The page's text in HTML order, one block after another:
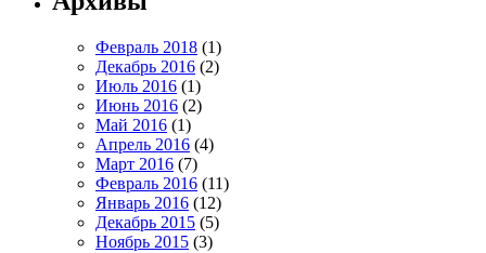
Февраль 2018 (1)
Декабрь 2016 (2)
Июль 2016 (1)
Июнь 2016 (2)
Май 2016 (1)
Апрель 2016 (4)
Март 2016 (7)
Февраль 2016 (11)
Январь 2016 (12)
Декабрь 2015 (5)
Ноябрь 2015 (3)